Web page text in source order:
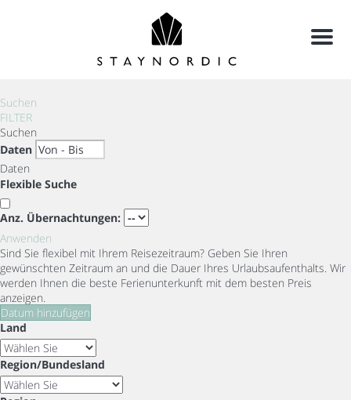
Menu
Suchen
FILTER
Suchen
Daten
Daten
Flexible Suche
Anz. Übernachtungen:
Anwenden
Sind Sie flexibel mit Ihrem Reisezeitraum? Geben Sie Ihren
gewünschten Zeitraum an und die Dauer Ihres Urlaubsaufenthalts. Wir
werden Ihnen die beste Ferienunterkunft mit dem besten Preis
anzeigen.
Datum hinzufügen
Land
Region/Bundesland